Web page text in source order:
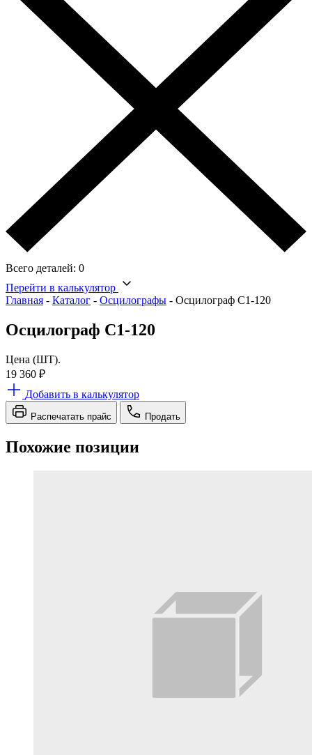
Всего деталей: 0
Перейти в калькулятор
Главная - Каталог - Осцилографы - Осцилограф С1-120
Осцилограф С1-120
Цена (ШТ).
19 360 ₽
Добавить в калькулятор
Распечатать прайс Продать
Похожие позиции